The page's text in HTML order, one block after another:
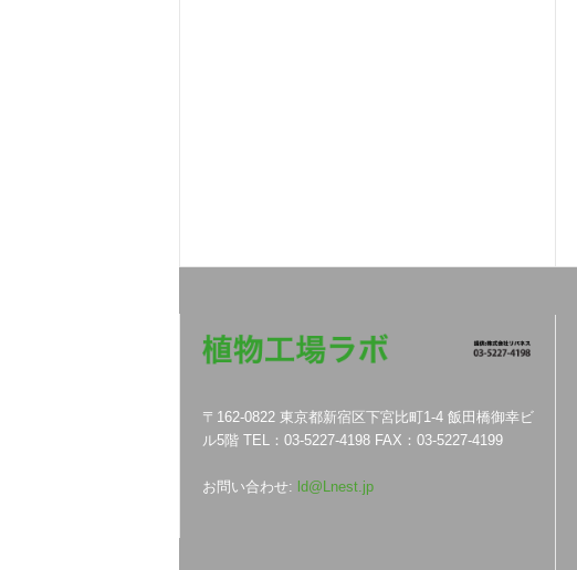
〒162-0822 東京都新宿区下宮比町1-4 飯田橋御幸ビ
ル5階 TEL：03-5227-4198 FAX：03-5227-4199
お問い合わせ: ld@Lnest.jp